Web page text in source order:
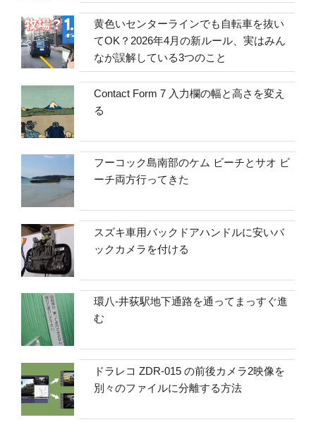
黄色いセンターラインでも自転車を抜い
てOK？2026年4月の新ルール、実はみん
なが誤解している3つのこと
Contact Form 7 入力欄の幅と高さを変え
る
フーコック島南部のケム ビーチとサオ ビ
ーチ両方行ってきた
スズキ車用バックドアハンドルに安いバ
ックカメラを付ける
環八-井荻駅地下通路を通ってまっすぐ進
む
ドラレコ ZDR-015 の前後カメラ2映像を
別々のファイルに分離する方法